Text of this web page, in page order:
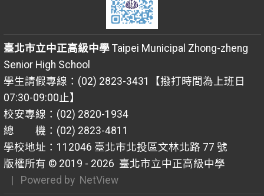
臺北市立中正高級中學Taipei Municipal Zhong-zheng
Senior High School
學生請假專線：(02) 2823-3431【撥打時間為上班日
07:30-09:00止】
校安專線：(02) 2820-1934
總 機：(02) 2823-4811
學校地址：112046 臺北市北投區文林北路 77 號
版權所有 © 2019 - 2026 臺北市立中正高級中學
| Powered by NetView